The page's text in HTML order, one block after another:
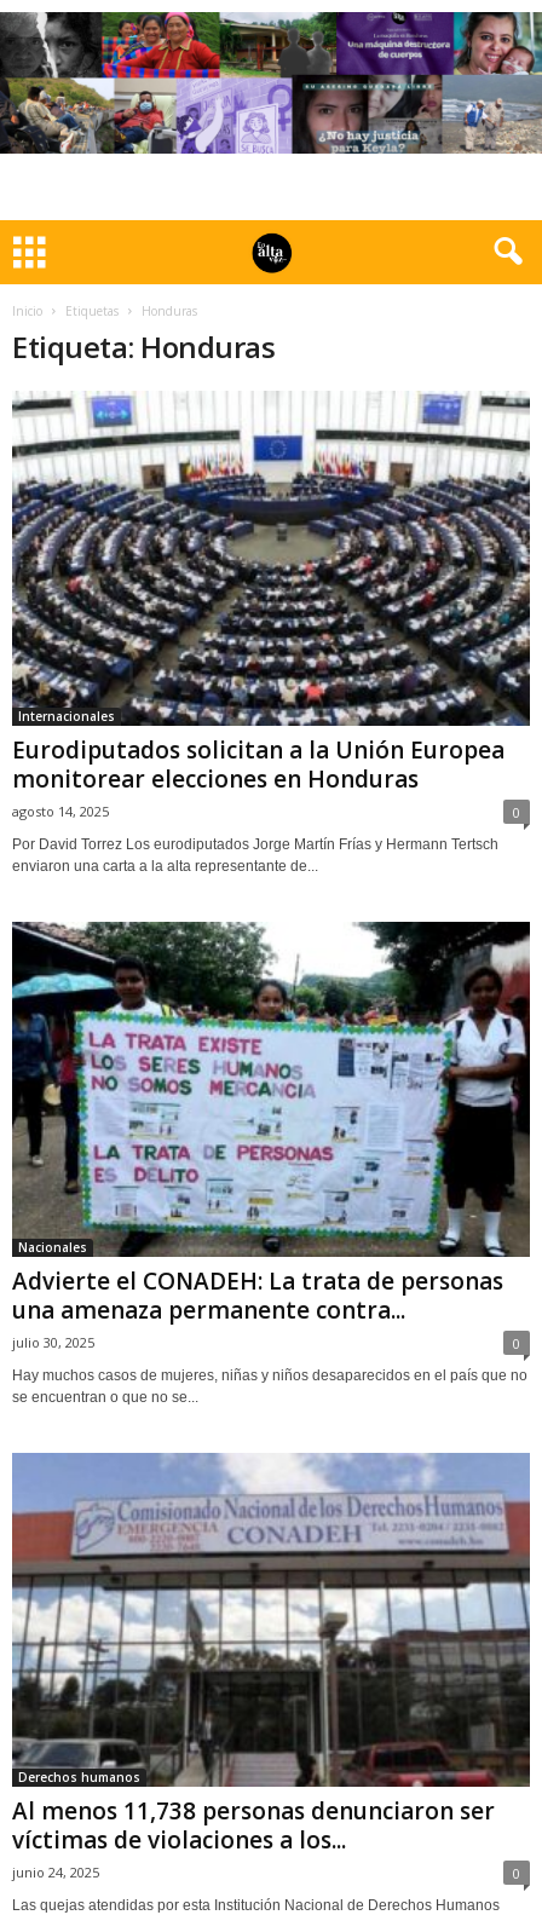
Inicio Etiquetas Honduras
Etiqueta: Honduras
Internacionales
Eurodiputados solicitan a la Unión Europea
monitorear elecciones en Honduras
agosto 14, 2025 0
Por David Torrez Los eurodiputados Jorge Martín Frías y Hermann Tertsch
enviaron una carta a la alta representante de...
Nacionales
Advierte el CONADEH: La trata de personas
una amenaza permanente contra...
julio 30, 2025 0
Hay muchos casos de mujeres, niñas y niños desaparecidos en el país que no
se encuentran o que no se...
Derechos humanos
Al menos 11,738 personas denunciaron ser
víctimas de violaciones a los...
junio 24, 2025 0
Las quejas atendidas por esta Institución Nacional de Derechos Humanos